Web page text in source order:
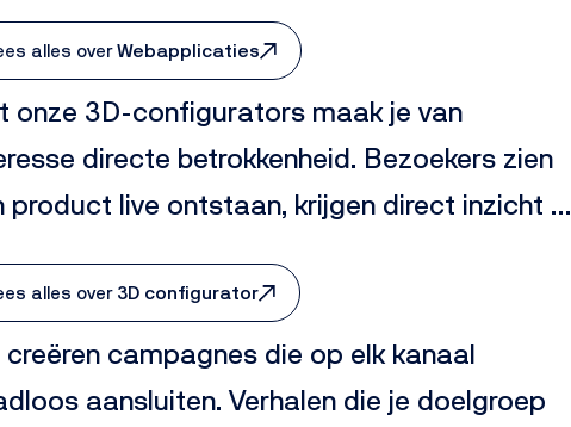
Maar een digitale oplossing die jouw
van werken versterkt.
alles overWebapplicaties
onze 3D-configurators maak je van
directe betrokkenheid. Bezoekers zien
product live ontstaan, krijgen direct inzicht in
aanvraag.
alles over3D configurator
creëren campagnes die op elk kanaal
aansluiten. Verhalen die je doelgroep